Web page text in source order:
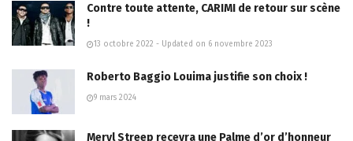
Contre toute attente, CARIMI de retour sur scène
!
13 octobre 2022 - Updated on 6 novembre 2023
Roberto Baggio Louima justifie son choix !
9 mars 2024
Meryl Streep recevra une Palme d’or d’honneur